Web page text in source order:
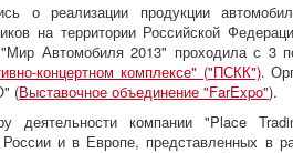
о реализации продукции
на территории Российской
Автомобиля 2013" проходила с 3
концертном комплексе" ("ПСКК").
(Выставочное объединение "FarExpo").
деятельности компании "Place
и в Европе, представленных в